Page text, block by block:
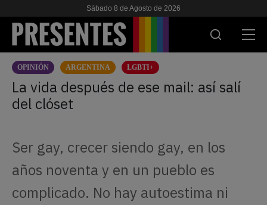
Sábado 8 de Agosto de 2026
ACTUALIDAD
INVESTIGACIONES
ESCUELA
OPINIÓN ARGENTINA LGBTI+
La vida después de ese mail: así salí
del clóset
Ser gay, crecer siendo gay, en los
años noventa y en un pueblo es
complicado. No hay autoestima ni